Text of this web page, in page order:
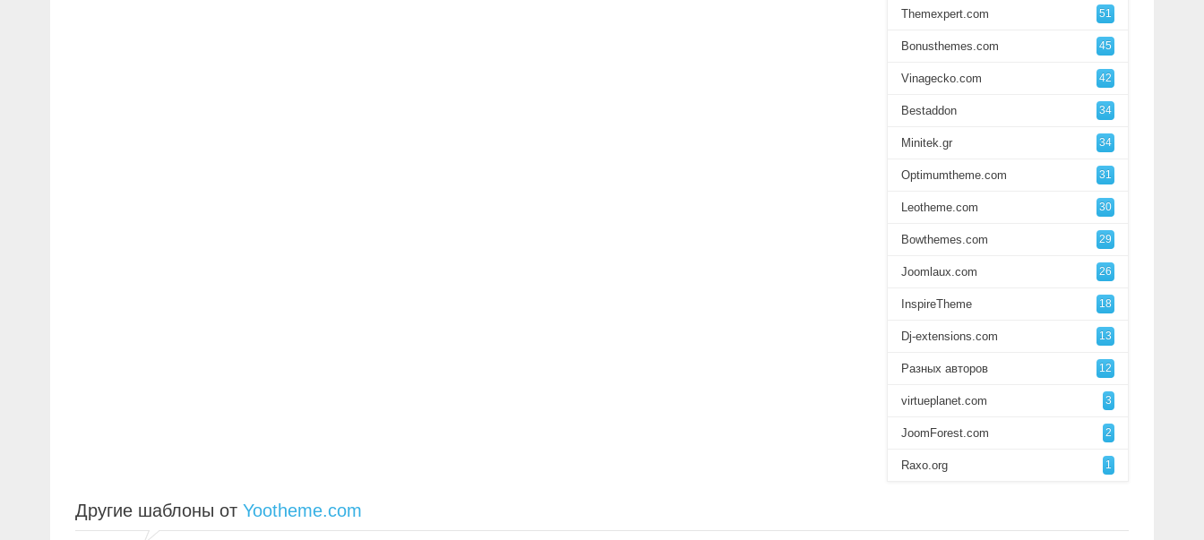
Themexpert.com 51
Bonusthemes.com 45
Vinagecko.com 42
Bestaddon 34
Minitek.gr 34
Optimumtheme.com 31
Leotheme.com 30
Bowthemes.com 29
Joomlaux.com 26
InspireTheme 18
Dj-extensions.com 13
Разных авторов 12
virtueplanet.com 3
JoomForest.com 2
Raxo.org 1
Другие шаблоны от Yootheme.com